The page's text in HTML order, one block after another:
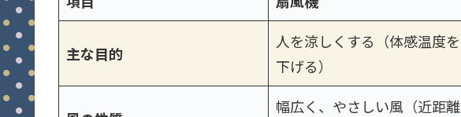
主な目的
人を涼しくする（体感温度を
下げる）
幅広く、やさしい風（近距離